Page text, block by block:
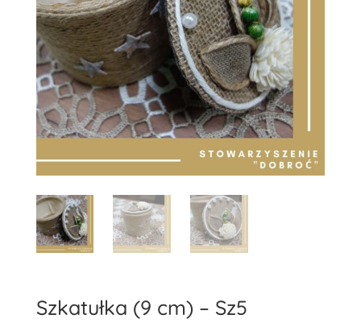
Szkatułka (9 cm) – Sz5